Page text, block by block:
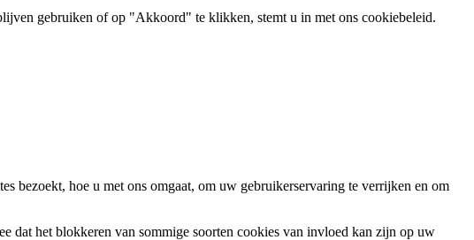
gebruiken of op "Akkoord" te klikken, stemt u in met ons cookiebeleid.
bezoekt, hoe u met ons omgaat, om uw gebruikerservaring te verrijken en om
het blokkeren van sommige soorten cookies van invloed kan zijn op uw